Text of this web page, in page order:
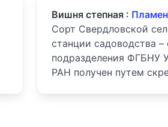
Вишня степная :
Сорт Свердловской
станции садоводства –
подразделения
РАН получен путем